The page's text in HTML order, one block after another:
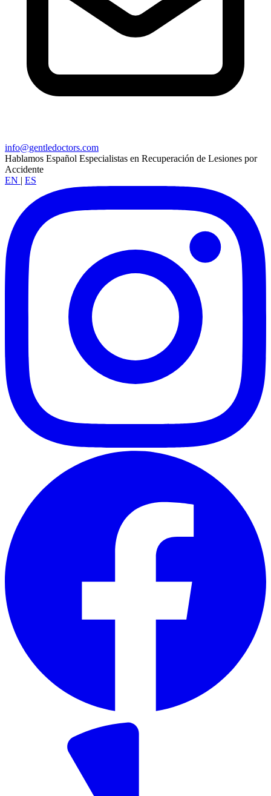
info@gentledoctors.com
Hablamos Español Especialistas en Recuperación de Lesiones por
Accidente
EN | ES